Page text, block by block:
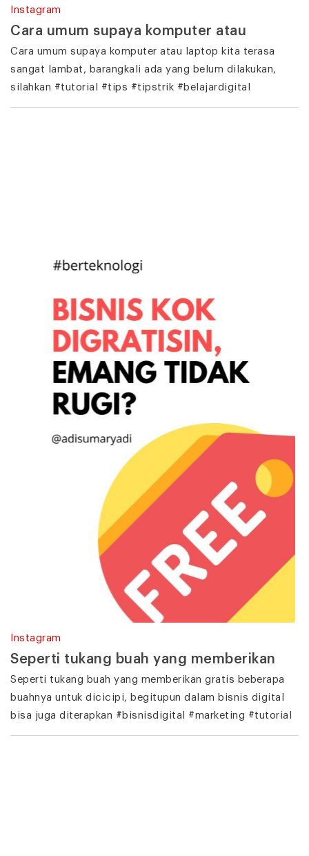
Instagram
Cara umum supaya komputer atau
Cara umum supaya komputer atau laptop kita terasa
sangat lambat, barangkali ada yang belum dilakukan,
silahkan #tutorial #tips #tipstrik #belajardigital
Instagram
Seperti tukang buah yang memberikan
Seperti tukang buah yang memberikan gratis beberapa
buahnya untuk dicicipi, begitupun dalam bisnis digital
bisa juga diterapkan #bisnisdigital #marketing #tutorial